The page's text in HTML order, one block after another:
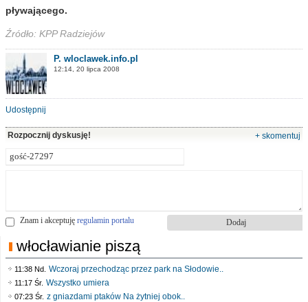
pływającego.
Źródło: KPP Radziejów
P. wloclawek.info.pl
12:14, 20 lipca 2008
Udostępnij
Rozpocznij dyskusję! + skomentuj
Znam i akceptuję regulamin portalu
włocławianie piszą
11:38 Nd. Wczoraj przechodząc przez park na Słodowie..
11:17 Śr. Wszystko umiera
07:23 Śr. z gniazdami ptaków Na żytniej obok..